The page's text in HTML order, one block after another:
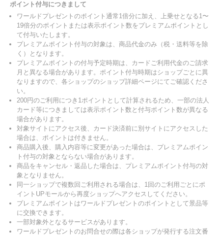
ポイント付与につきまして
ワールドプレゼントのポイント通常1倍分に加え、上乗せとなる1〜
19倍分のポイントまたは表示ポイント数をプレミアムポイントとし
て付与いたします。
プレミアムポイント付与の対象は、商品代金のみ（税・送料等を除
く）となります。
プレミアムポイントの付与予定時期は、カードご利用代金のご請求
月と異なる場合があります。ポイント付与時期はショップごとに異
なりますので、各ショップのショップ詳細ページにてご確認くださ
い。
200円のご利用につき1ポイントとして計算されるため、一部の法人
カード等につきましては表示ポイント数と付与ポイント数が異なる
場合があります。
対象サイトにアクセス後、カード決済前に別サイトにアクセスした
場合は、ポイントは付きません。
商品購入後、購入内容等に変更があった場合は、プレミアムポイン
ト付与の対象とならない場合があります。
商品をキャンセル・返品した場合は、プレミアムポイント付与の対
象となりません。
同一ショップで複数回ご利用される場合は、1回のご利用ごとにポ
イントUPモールから再度ショップへアクセスしてください。
プレミアムポイントはワールドプレゼントのポイントとして景品等
に交換できます。
一部対象外となるサービスがあります。
ワールドプレゼントのお問合せの際は各ショップが発行する注文番